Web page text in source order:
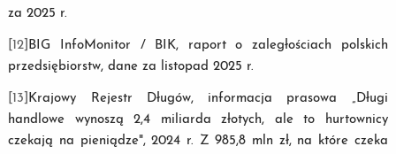
za 2025 r.
[12] BIG InfoMonitor / BIK, raport o zaległościach polskich
przedsiębiorstw, dane za listopad 2025 r.
[13] Krajowy Rejestr Długów, informacja prasowa „Długi
handlowe wynoszą 2,4 miliarda złotych, ale to hurtownicy
czekają na pieniądze", 2024 r. Z 985,8 mln zł, na które czeka